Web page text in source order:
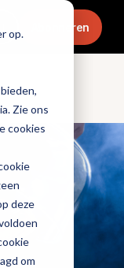
op.
Zie ons
cookies
deze
om
Abonneren